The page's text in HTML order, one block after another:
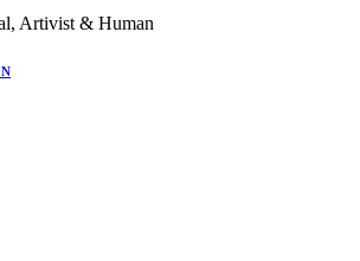
Artivist & Human